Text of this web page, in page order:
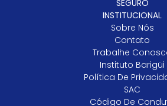
SEGURO
INSTITUCIONAL
Sobre Nós
Contato
Trabalhe
Instituto Barigüi
Política De
SAC
Código De